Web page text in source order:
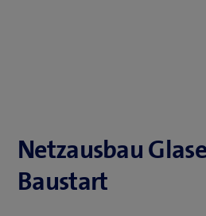
Netzausbau
Baustart